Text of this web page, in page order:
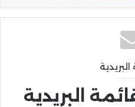
البريدية
البريدية